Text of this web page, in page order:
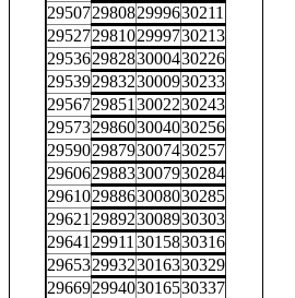
29507298082999630211
29527298102999730213
29536298283000430226
29539298323000930233
2956729851 3002230243
29573298603004030256
29590298793007430257
29606298833007930284
29610298863008030285
29621 298923008930303
29641 29911 3015830316
29653299323016330329
29669299403016530337